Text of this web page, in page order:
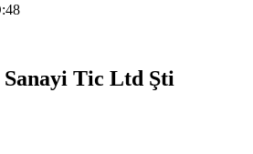
Tic Ltd Şti